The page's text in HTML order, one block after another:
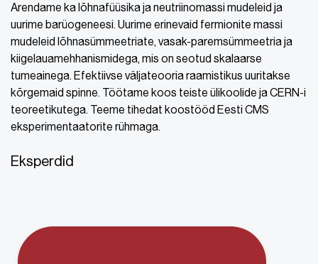
Arendame ka lõhnafüüsika ja neutriinomassi mudeleid ja
uurime barüogeneesi. Uurime erinevaid fermionite massi
mudeleid lõhnasümmeetriate, vasak-paremsümmeetria ja
kiigelauamehhanismidega, mis on seotud skalaarse
tumeainega. Efektiivse väljateooria raamistikus uuritakse
kõrgemaid spinne. Töötame koos teiste ülikoolide ja CERN-i
teoreetikutega. Teeme tihedat koostööd Eesti CMS
eksperimentaatorite rühmaga.
Eksperdid